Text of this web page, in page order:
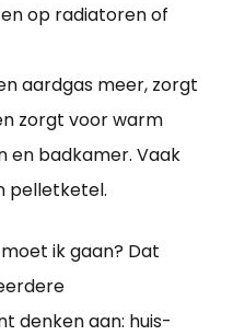
op radiatoren of
aardgas meer, zorgt
zorgt voor warm
en badkamer. Vaak
pelletketel.
ik gaan? Dat
denken aan: huis-